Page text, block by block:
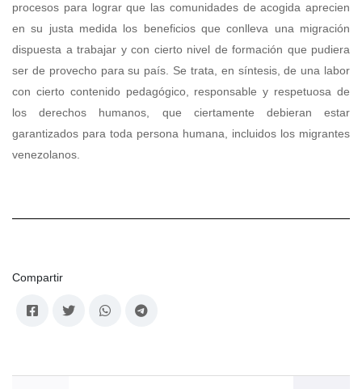
procesos para lograr que las comunidades de acogida aprecien
en su justa medida los beneficios que conlleva una migración
dispuesta a trabajar y con cierto nivel de formación que pudiera
ser de provecho para su país. Se trata, en síntesis, de una labor
con cierto contenido pedagógico, responsable y respetuosa de
los derechos humanos, que ciertamente debieran estar
garantizados para toda persona humana, incluidos los migrantes
venezolanos.
Compartir